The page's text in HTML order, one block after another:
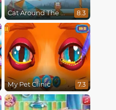
Cat Around The World 8.3
My Pet Clinic 7.3